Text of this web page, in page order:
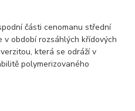
části cenomanu střední
v období rozsáhlých křídových
která se odráží v
polymerizovaného